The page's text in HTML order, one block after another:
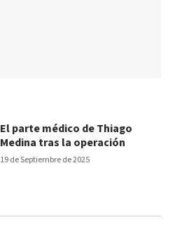
19 de Septiembre de 2025
El parte médico de Thiago
Medina tras la operación